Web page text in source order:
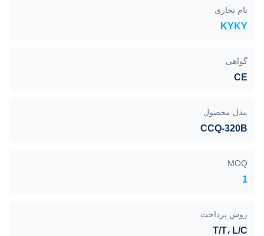
نام تجاری
KYKY
گواهی
CE
مدل محصول
CCQ-320B
MOQ
1
روش پرداخت
T/T، L/C